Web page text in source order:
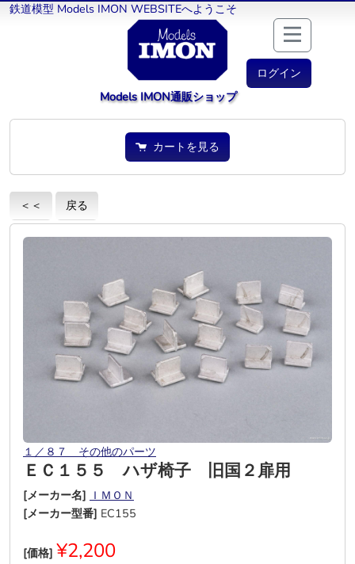
鉄道模型 Models IMON WEBSITEへようこそ
ログイン
Models IMON通販ショップ
カートを見る
＜＜ 戻る
１／８７ その他のパーツ
ＥＣ１５５ ハザ椅子 旧国２扉用
[メーカー名] ＩＭＯＮ
[メーカー型番] EC155
[価格] ¥2,200